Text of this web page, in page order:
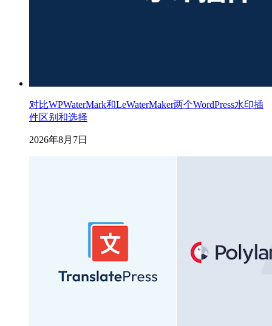
对比WPWaterMark和LeWaterMaker两个WordPress水印插
件区别和选择
2026年8月7日